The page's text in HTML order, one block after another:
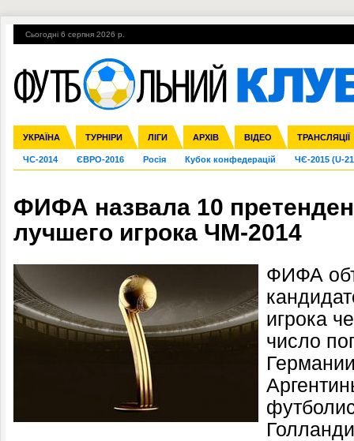
Сьогодні 6 серпня 2026 р.
УКРАЇНА ТУРНІРИ ЛІГИ АРХІВ ВІДЕО ТРАНСЛЯЦІЇ
Збірна Прем'єр-ліга Перша ліга Друга ліга Кубок України
Ліга чемпіонів Ліга Європи Міжнародні Ліга націй Ліга
Англія Іспанія Італія Німеччина Франція Інші
ЧС-2014 ЄВРО-2016 Росія Кубок конфедерацій ЧЄ-2015 (U-
Гарячі теми УПЛ, 1-й тур ВІЙНА УПЛ-ПЕРЕХОДИ
ФИФА назвала 10
лучшего игрока ЧМ-2014
ФИФА
игрока
число